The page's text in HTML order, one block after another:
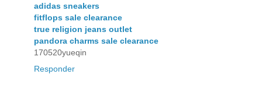
adidas sneakers
fitflops sale clearance
true religion jeans outlet
pandora charms sale clearance
170520yueqin
Responder